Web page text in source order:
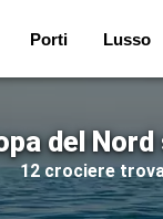
Porti Lusso
del Nord
12 crociere